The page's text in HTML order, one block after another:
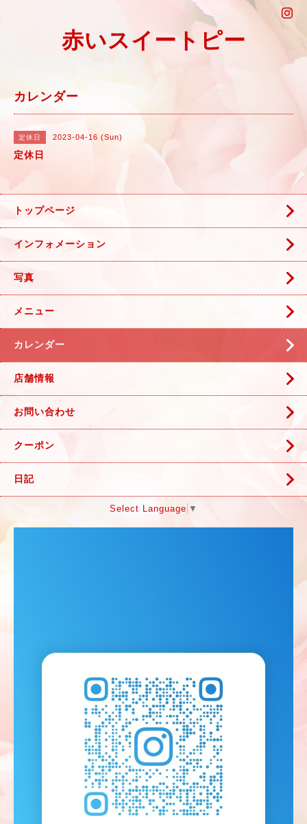
赤いスイートピー
カレンダー
定休日 2023-04-16 (Sun)
定休日
トップページ
インフォメーション
写真
メニュー
カレンダー
店舗情報
お問い合わせ
クーポン
日記
Select Language ▼